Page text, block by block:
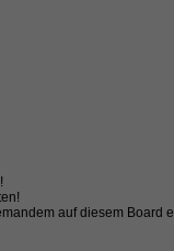
auf diesem Board